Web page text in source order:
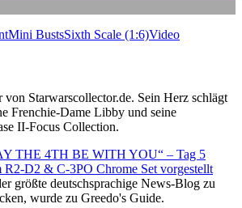
Mini BustsSixth Scale (1:6)Video
Starwarscollector.de. Sein Herz schlägt
Frenchie-Dame Libby und seine
II-Focus Collection.
THE 4TH BE WITH YOU“ – Tag 5
R2-D2 & C-3PO Chrome Set vorgestellt
größte deutschsprachige News-Blog zu
wurde zu Greedo's Guide.